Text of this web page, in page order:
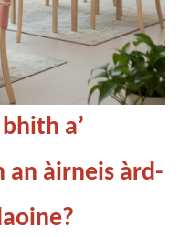
a’
an àirneis àrd-